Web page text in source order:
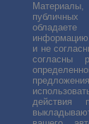
и не
согласны
действия